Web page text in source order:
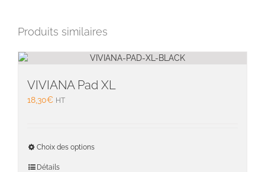
Produits similaires
VIVIANA Pad XL
18,30€ HT
Choix des options
Détails